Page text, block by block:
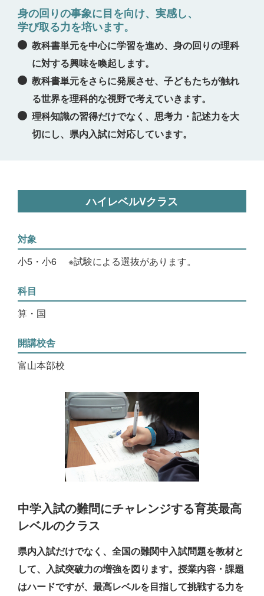
身の回りの事象に目を向け、実感し、
学び取る力を培います。
教科書単元を中心に学習を進め、身の回りの理科
に対する興味を喚起します。
教科書単元をさらに発展させ、子どもたちが触れ
る世界を理科的な視野で考えていきます。
理科知識の習得だけでなく、思考力・記述力を大
切にし、県内入試に対応しています。
ハイレベルVクラス
対象
小5・小6
※試験による選抜があります。
科目
算・国
開講校舎
富山本部校
中学入試の難問にチャレンジする育英最高
レベルのクラス
県内入試だけでなく、全国の難関中入試問題を教材と
して、入試突破力の増強を図ります。授業内容・課題
はハードですが、最高レベルを目指して挑戦する力を